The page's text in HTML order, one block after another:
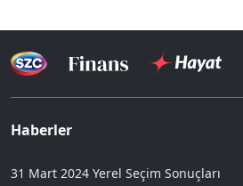
Haberler
31 Mart 2024 Yerel Seçim Sonuçları